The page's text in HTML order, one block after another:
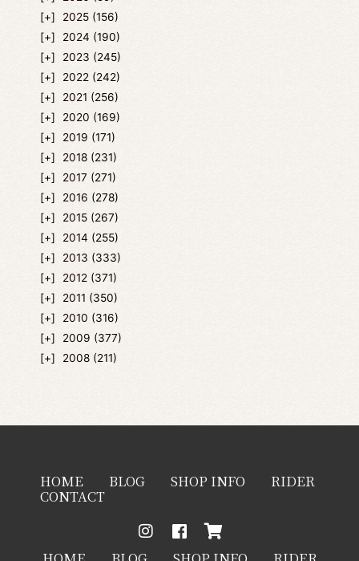
2025 (156)
2024 (190)
2023 (245)
2022 (242)
2021 (256)
2020 (169)
2019 (171)
2018 (231)
2017 (271)
2016 (278)
2015 (267)
2014 (255)
2013 (333)
2012 (371)
2011 (350)
2010 (316)
2009 (377)
2008 (211)
HOME BLOG SHOP INFO RIDER
CONTACT